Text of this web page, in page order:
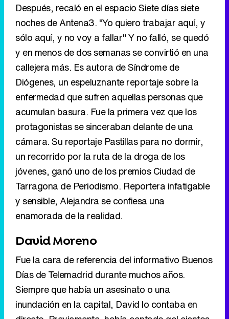
Después, recaló en el espacio Siete días siete
noches de Antena3. "Yo quiero trabajar aquí, y
sólo aquí, y no voy a fallar" Y no falló, se quedó
y en menos de dos semanas se convirtió en una
callejera más. Es autora de Síndrome de
Diógenes, un espeluznante reportaje sobre la
enfermedad que sufren aquellas personas que
acumulan basura. Fue la primera vez que los
protagonistas se sinceraban delante de una
cámara. Su reportaje Pastillas para no dormir,
un recorrido por la ruta de la droga de los
jóvenes, ganó uno de los premios Ciudad de
Tarragona de Periodismo. Reportera infatigable
y sensible, Alejandra se confiesa una
enamorada de la realidad.
David Moreno
Fue la cara de referencia del informativo Buenos
Días de Telemadrid durante muchos años.
Siempre que había un asesinato o una
inundación en la capital, David lo contaba en